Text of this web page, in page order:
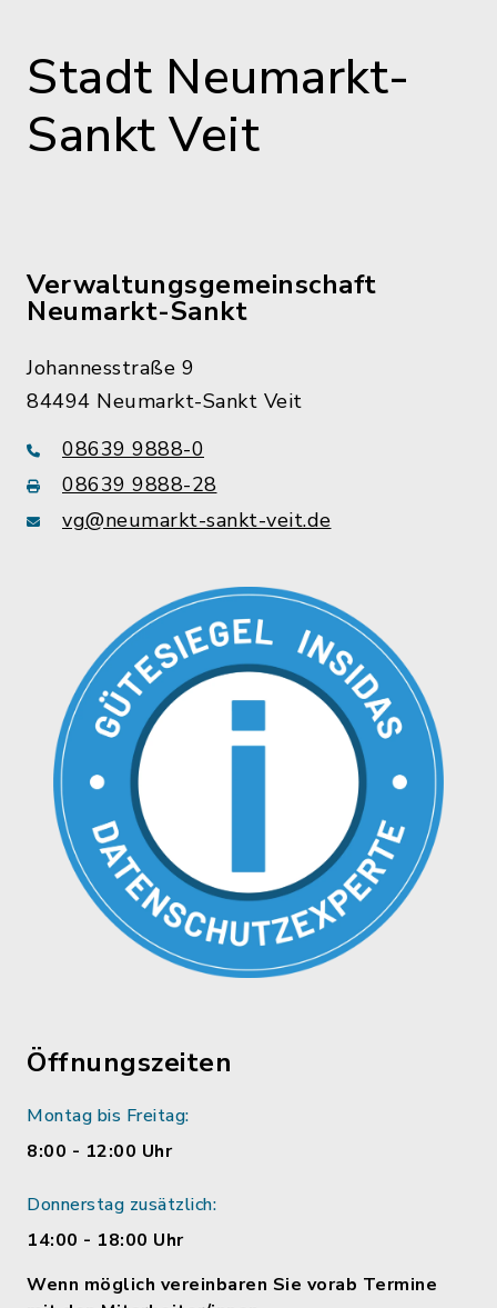
Stadt Neumarkt-
Sankt Veit
Verwaltungsgemeinschaft
Neumarkt-Sankt
Johannesstraße 9
84494 Neumarkt-Sankt Veit
08639 9888-0
08639 9888-28
vg@neumarkt-sankt-veit.de
Öffnungszeiten
Montag bis Freitag:
8:00 - 12:00 Uhr
Donnerstag zusätzlich:
14:00 - 18:00 Uhr
Wenn möglich vereinbaren Sie vorab Termine